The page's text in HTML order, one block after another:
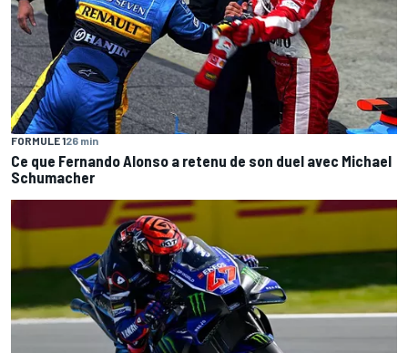
FORMULE 126 min
Ce que Fernando Alonso a retenu de son duel avec Michael
Schumacher